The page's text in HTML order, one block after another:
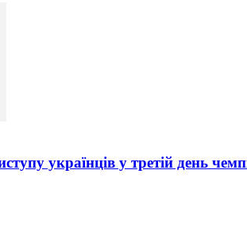
українців у третій день